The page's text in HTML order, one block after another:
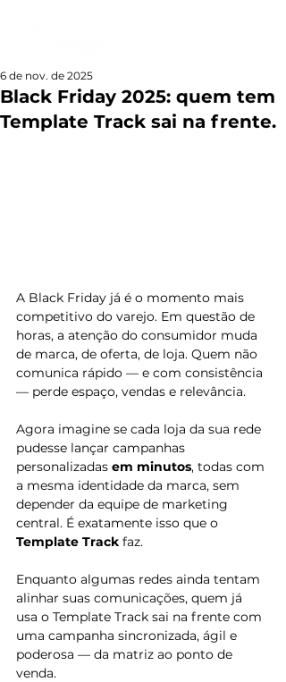
Black Friday 2025: quem tem
Template Track sai na frente.
6 de nov. de 2025
A Black Friday já é o momento mais
competitivo do varejo. Em questão de
horas, a atenção do consumidor muda
de marca, de oferta, de loja. Quem não
comunica rápido — e com consistência
— perde espaço, vendas e relevância.
Agora imagine se cada loja da sua rede
pudesse lançar campanhas
personalizadas em minutos, todas com
a mesma identidade da marca, sem
depender da equipe de marketing
central. É exatamente isso que o
Template Track faz.
Enquanto algumas redes ainda tentam
alinhar suas comunicações, quem já
usa o Template Track sai na frente com
uma campanha sincronizada, ágil e
poderosa — da matriz ao ponto de
venda.